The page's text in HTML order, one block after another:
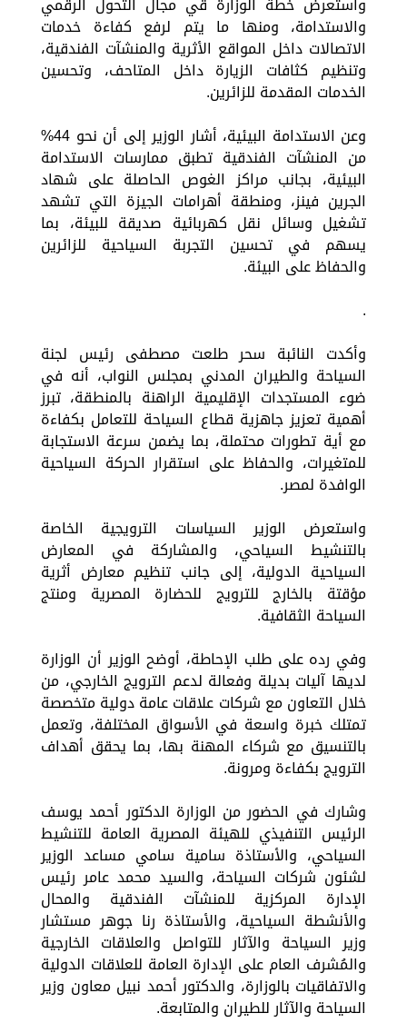
والاستدامة، ومنها ما يتم لرفع كفاءة خدمات
الاتصالات داخل المواقع الأثرية والمنشآت الفندقية،
وتنظيم كثافات الزيارة داخل المتاحف، وتحسين
الخدمات المقدمة للزائرين.
وعن الاستدامة البيئية، أشار الوزير إلى أن نحو 44%
من المنشآت الفندقية تطبق ممارسات الاستدامة
البيئية، بجانب مراكز الغوص الحاصلة على شهاد
الجرين فينز، ومنطقة أهرامات الجيزة التي تشهد
تشغيل وسائل نقل كهربائية صديقة للبيئة، بما
يسهم في تحسين التجربة السياحية للزائرين
والحفاظ على البيئة.
.
وأكدت النائبة سحر طلعت مصطفى رئيس لجنة
السياحة والطيران المدني بمجلس النواب، أنه في
ضوء المستجدات الإقليمية الراهنة بالمنطقة، تبرز
أهمية تعزيز جاهزية قطاع السياحة للتعامل بكفاءة
مع أية تطورات محتملة، بما يضمن سرعة الاستجابة
للمتغيرات، والحفاظ على استقرار الحركة السياحية
الوافدة لمصر.
واستعرض الوزير السياسات الترويجية الخاصة
بالتنشيط السياحي، والمشاركة في المعارض
السياحية الدولية، إلى جانب تنظيم معارض أثرية
مؤقتة بالخارج للترويج للحضارة المصرية ومنتج
السياحة الثقافية.
وفي رده على طلب الإحاطة، أوضح الوزير أن الوزارة
لديها آليات بديلة وفعالة لدعم الترويج الخارجي، من
خلال التعاون مع شركات علاقات عامة دولية متخصصة
تمتلك خبرة واسعة في الأسواق المختلفة، وتعمل
بالتنسيق مع شركاء المهنة بها، بما يحقق أهداف
الترويج بكفاءة ومرونة.
وشارك في الحضور من الوزارة الدكتور أحمد يوسف
الرئيس التنفيذي للهيئة المصرية العامة للتنشيط
السياحي، والأستاذة سامية سامي مساعد الوزير
لشئون شركات السياحة، والسيد محمد عامر رئيس
الإدارة المركزية للمنشآت الفندقية والمحال
والأنشطة السياحية، والأستاذة رنا جوهر مستشار
وزير السياحة والآثار للتواصل والعلاقات الخارجية
والمُشرف العام على الإدارة العامة للعلاقات الدولية
والاتفاقيات بالوزارة، والدكتور أحمد نبيل معاون وزير
السياحة والآثار للطيران والمتابعة.